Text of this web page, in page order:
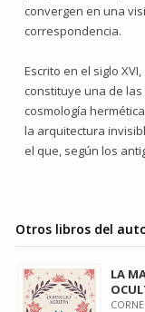
convergen en una
correspondencia.
Escrito en el siglo
constituye una de
cosmología
la arquitectura
el que, según los
Otros libros del
LA